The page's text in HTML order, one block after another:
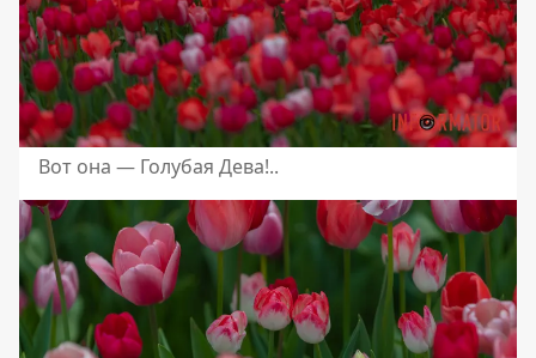
Вот она — Голубая Дева!..